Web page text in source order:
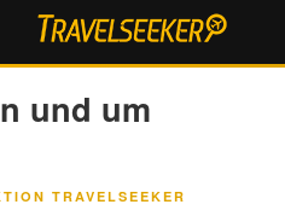
und um
TRAVELSEEKER